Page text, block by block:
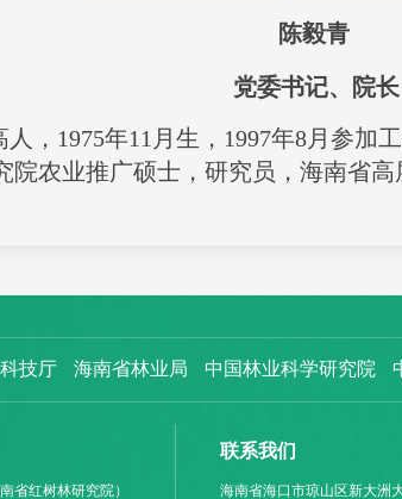
陈毅青
党委书记、院长
，1975年11月生，1997年8月参加
农业推广硕士，研究员，海南省高
技厅 海南省林业局 中国林业科学研究院
省红树林研究院）
联系我们
海南省海口市琼山区新大洲